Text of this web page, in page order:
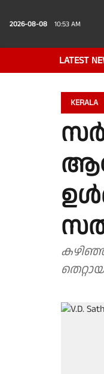
2026-08-08 10:53 AM
LATEST
KERALA